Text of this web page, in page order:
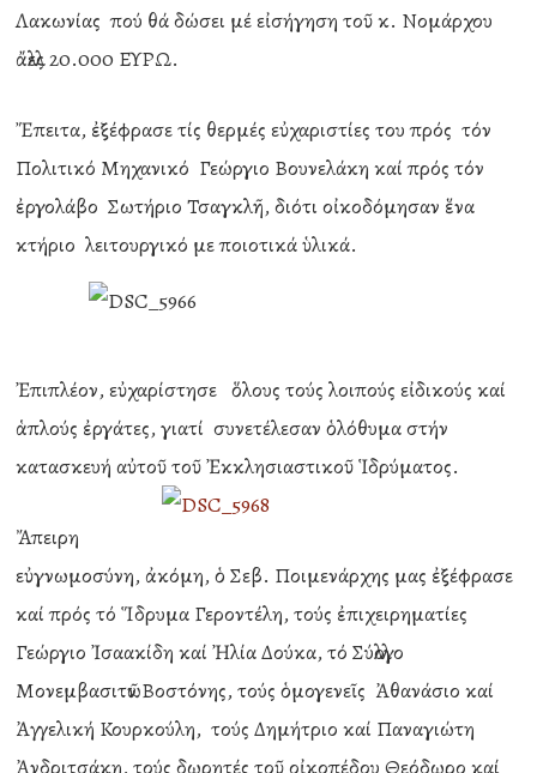
Λακωνίας πού θά δώσει μέ εἰσήγηση τοῦ κ. Νομάρχου
ἄλλες 20.000 ΕΥΡΩ.
Ἔπειτα, ἐξέφρασε τίς θερμές εὐχαριστίες του πρός τόν
Πολιτικό Μηχανικό Γεώργιο Βουνελάκη καί πρός τόν
ἐργολάβο Σωτήριο Τσαγκλῆ, διότι οἰκοδόμησαν ἕνα
κτήριο λειτουργικό με ποιοτικά ὑλικά.
Ἐπιπλέον, εὐχαρίστησε ὅλους τούς λοιπούς εἰδικούς καί
ἁπλούς ἐργάτες, γιατί συνετέλεσαν ὁλόθυμα στήν
κατασκευή αὐτοῦ τοῦ Ἐκκλησιαστικοῦ Ἱδρύματος.
Ἄπειρη
εὐγνωμοσύνη, ἀκόμη, ὁ Σεβ. Ποιμενάρχης μας ἐξέφρασε
καί πρός τό Ἵδρυμα Γεροντέλη, τούς ἐπιχειρηματίες
Γεώργιο Ἰσαακίδη καί Ἠλία Δούκα, τό Σύλλογο
Μονεμβασιτῶν Βοστόνης, τούς ὁμογενεῖς Ἀθανάσιο καί
Ἀγγελική Κουρκούλη, τούς Δημήτριο καί Παναγιώτη
Ἀνδριτσάκη, τούς δωρητές τοῦ οἰκοπέδου Θεόδωρο καί